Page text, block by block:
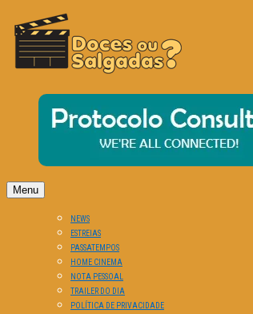
DOCES OU SALGADAS?
O Cinema? Uma Paixão!!
Menu
NEWS
ESTREIAS
PASSATEMPOS
HOME CINEMA
NOTA PESSOAL
TRAILER DO DIA
POLÍTICA DE PRIVACIDADE